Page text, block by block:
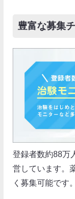
豊富な募集
登録者数約88万
営しています。
く募集可能です。